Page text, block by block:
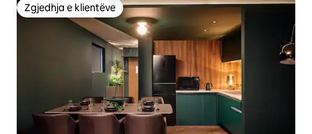
Zgjedhja e klientëve
Zgjedhja e klientëve